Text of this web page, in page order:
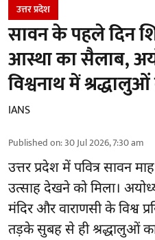
उत्तर प्रदेश
सावन के पहले दिन
आस्था का सैलाब,
विश्वनाथ में
IANS
Published on:30 Jul 2026, 7:30 am
उत्तर प्रदेश मेंपवित्र सावन माह
उत्साह देखने को मिला।
मंदिर और वाराणसी के विश्व
तड़के सुबह से ही श्रद्धालुओं